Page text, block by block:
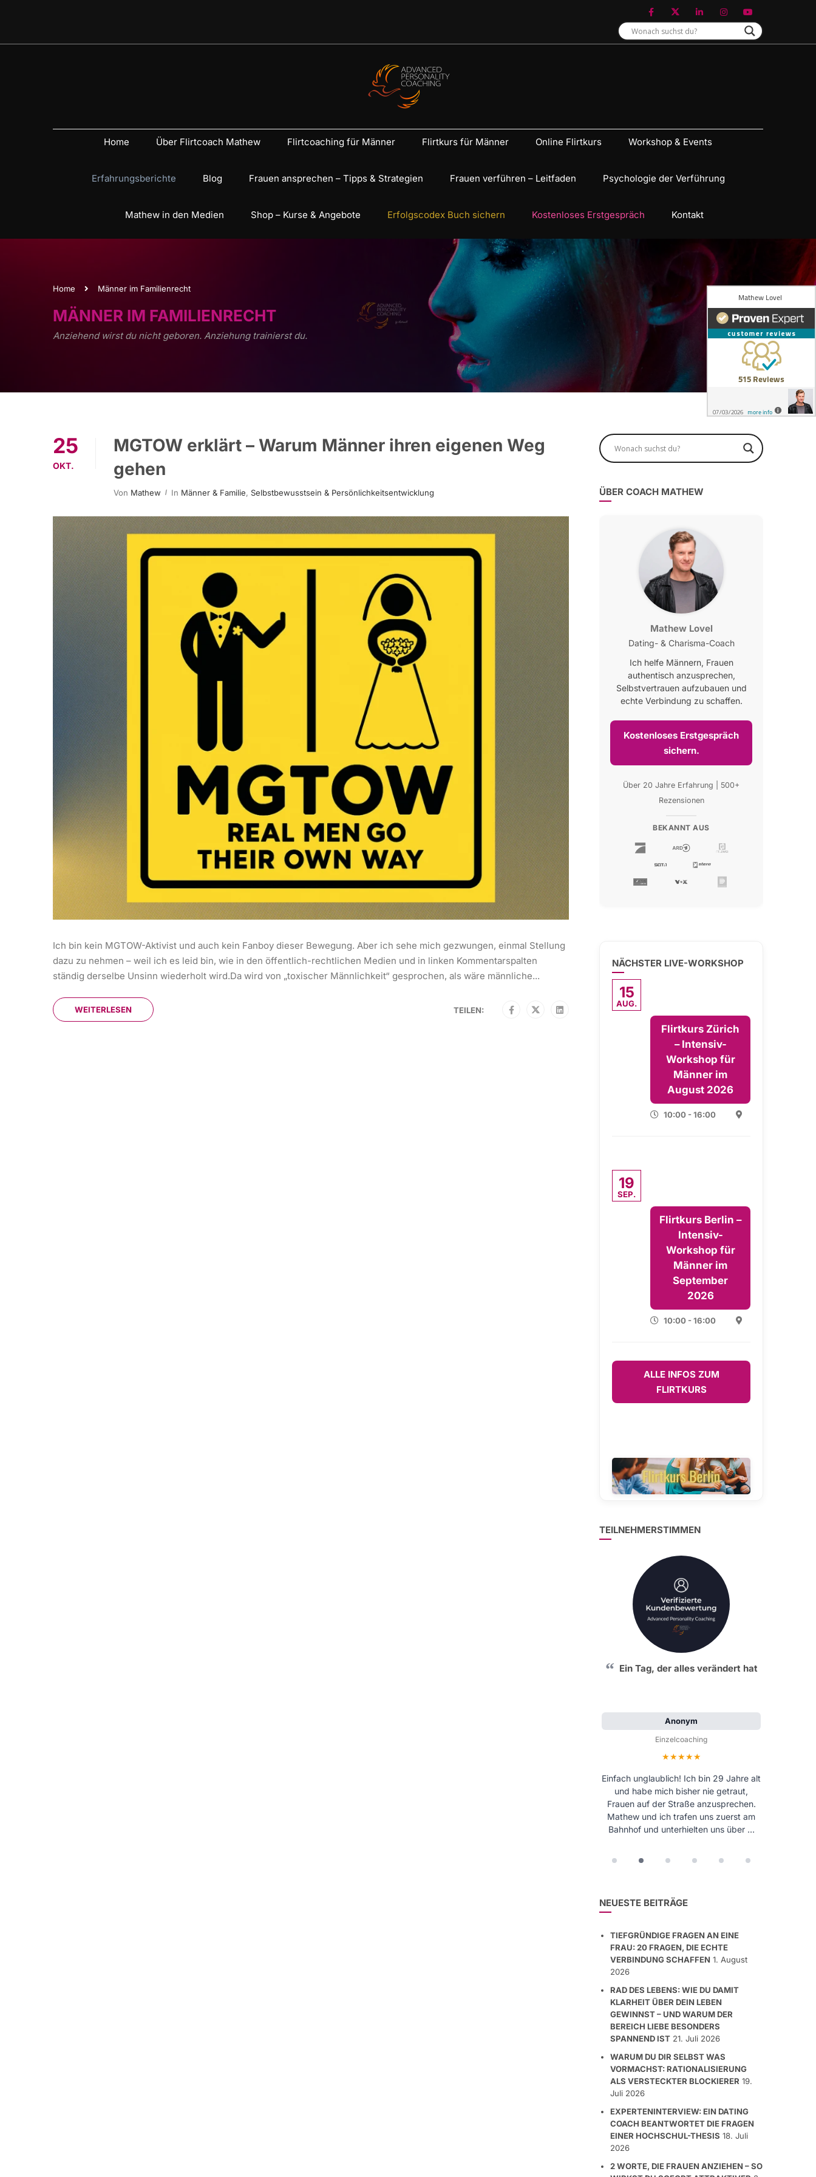
Home Über Flirtcoach Mathew Flirtcoaching für Männer Flirtkurs für Männer Online Flirtkurs Workshop & Events
Erfahrungsberichte Blog Frauen ansprechen – Tipps & Strategien Frauen verführen – Leitfaden Psychologie der Verführung
Mathew in den Medien Shop – Kurse & Angebote Erfolgscodex Buch sichern Kostenloses Erstgespräch Kontakt
Home Männer im Familienrecht
MÄNNER IM FAMILIENRECHT
Anziehend wirst du nicht geboren. Anziehung trainierst du.
25
OKT.
MGTOW erklärt – Warum Männer ihren eigenen Weg
gehen
Von Mathew In Männer & Familie, Selbstbewusstsein & Persönlichkeitsentwicklung
Ich bin kein MGTOW-Aktivist und auch kein Fanboy dieser Bewegung. Aber ich sehe mich gezwungen, einmal Stellung
dazu zu nehmen – weil ich es leid bin, wie in den öffentlich-rechtlichen Medien und in linken Kommentarspalten
ständig derselbe Unsinn wiederholt wird.Da wird von „toxischer Männlichkeit“ gesprochen, als wäre männliche...
WEITERLESEN TEILEN:
ÜBER COACH MATHEW
Mathew Lovel
Dating- & Charisma-Coach
Ich helfe Männern, Frauen
authentisch anzusprechen,
Selbstvertrauen aufzubauen und
echte Verbindung zu schaffen.
Kostenloses Erstgespräch
sichern.
Über 20 Jahre Erfahrung | 500+
Rezensionen
BEKANNT AUS
NÄCHSTER LIVE-WORKSHOP
15
AUG.
Flirtkurs Zürich
– Intensiv-
Workshop für
Männer im
August 2026
10:00 - 16:00
19
SEP.
Flirtkurs Berlin –
Intensiv-
Workshop für
Männer im
September
2026
10:00 - 16:00
ALLE INFOS ZUM
FLIRTKURS
TEILNEHMERSTIMMEN
Ein Tag, der alles verändert hat
Anonym
Einzelcoaching
Bewertung: 5 von 5 Sternen
Einfach unglaublich! Ich bin 29 Jahre alt
und habe mich bisher nie getraut,
Frauen auf der Straße anzusprechen.
Mathew und ich trafen uns zuerst am
Bahnhof und unterhielten uns über …
NEUESTE BEITRÄGE
TIEFGRÜNDIGE FRAGEN AN EINE
FRAU: 20 FRAGEN, DIE ECHTE
VERBINDUNG SCHAFFEN 1. August
2026
RAD DES LEBENS: WIE DU DAMIT
KLARHEIT ÜBER DEIN LEBEN
GEWINNST – UND WARUM DER
BEREICH LIEBE BESONDERS
SPANNEND IST 21. Juli 2026
WARUM DU DIR SELBST WAS
VORMACHST: RATIONALISIERUNG
ALS VERSTECKTER BLOCKIERER 19.
Juli 2026
EXPERTENINTERVIEW: EIN DATING
COACH BEANTWORTET DIE FRAGEN
EINER HOCHSCHUL-THESIS 18. Juli
2026
2 WORTE, DIE FRAUEN ANZIEHEN – SO